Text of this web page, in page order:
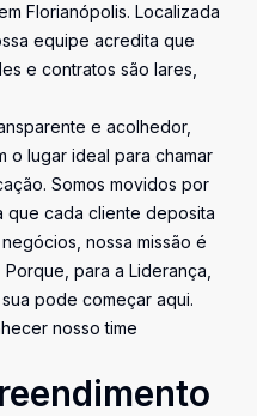
Florianópolis. Localizada
equipe acredita que
e contratos são lares,
e acolhedor,
o lugar ideal para chamar
Somos movidos por
que cada cliente deposita
nossa missão é
para a Liderança,
pode começar aqui.
nosso time